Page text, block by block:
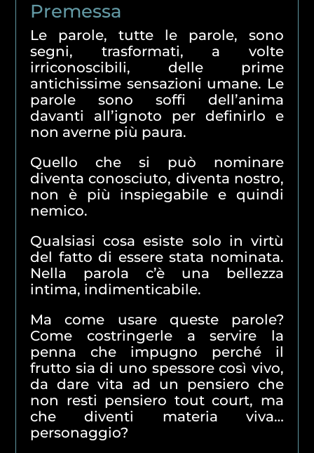
Premessa
Le parole, tutte le parole, sono
segni, trasformati, a volte
irriconoscibili, delle prime
antichissime sensazioni umane. Le
parole sono soffi dell’anima
davanti all’ignoto per definirlo e
non averne più paura.
Quello che si può nominare
diventa conosciuto, diventa nostro,
non è più inspiegabile e quindi
nemico.
Qualsiasi cosa esiste solo in virtù
del fatto di essere stata nominata.
Nella parola c’è una bellezza
intima, indimenticabile.
Ma come usare queste parole?
Come costringerle a servire la
penna che impugno perché il
frutto sia di uno spessore così vivo,
da dare vita ad un pensiero che
non resti pensiero tout court, ma
che diventi materia viva…
personaggio?